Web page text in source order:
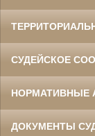
СУДЕЙСКОЕ
НОРМАТИВНЫЕ
ДОКУМЕНТЫ